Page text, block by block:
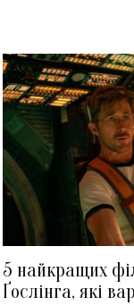
5 найкращих
Ґослінга, які